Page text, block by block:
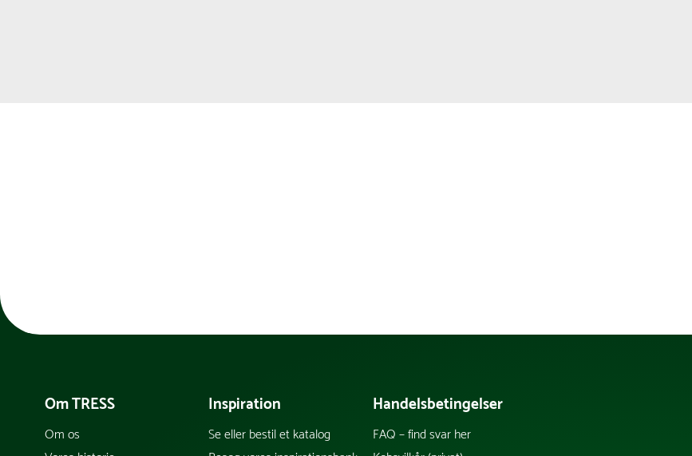
Om TRESS
Om os
Inspiration
Se eller bestil et katalog
Handelsbetingelser
FAQ – find svar her